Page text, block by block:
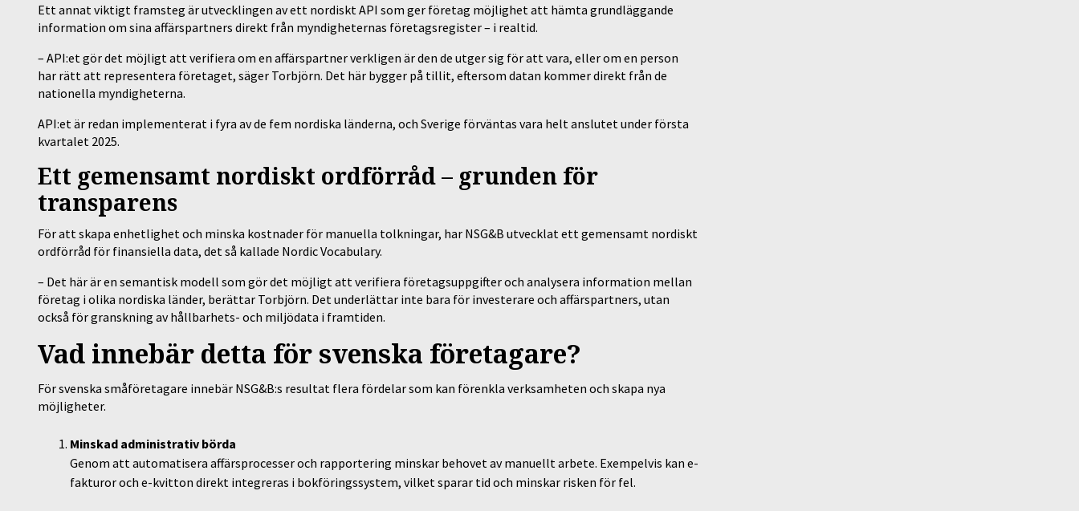
Ett annat viktigt framsteg är utvecklingen av ett nordiskt API som ger företag möjlighet att hämta grundläggande
information om sina affärspartners direkt från myndigheternas företagsregister – i realtid.
– API:et gör det möjligt att verifiera om en affärspartner verkligen är den de utger sig för att vara, eller om en person
har rätt att representera företaget, säger Torbjörn. Det här bygger på tillit, eftersom datan kommer direkt från de
nationella myndigheterna.
API:et är redan implementerat i fyra av de fem nordiska länderna, och Sverige förväntas vara helt anslutet under första
kvartalet 2025.
Ett gemensamt nordiskt ordförråd – grunden för
transparens
För att skapa enhetlighet och minska kostnader för manuella tolkningar, har NSG&B utvecklat ett gemensamt nordiskt
ordförråd för finansiella data, det så kallade Nordic Vocabulary.
– Det här är en semantisk modell som gör det möjligt att verifiera företagsuppgifter och analysera information mellan
företag i olika nordiska länder, berättar Torbjörn. Det underlättar inte bara för investerare och affärspartners, utan
också för granskning av hållbarhets- och miljödata i framtiden.
Vad innebär detta för svenska företagare?
För svenska småföretagare innebär NSG&B:s resultat flera fördelar som kan förenkla verksamheten och skapa nya
möjligheter.
Minskad administrativ börda
Genom att automatisera affärsprocesser och rapportering minskar behovet av manuellt arbete. Exempelvis kan e-
fakturor och e-kvitton direkt integreras i bokföringssystem, vilket sparar tid och minskar risken för fel.